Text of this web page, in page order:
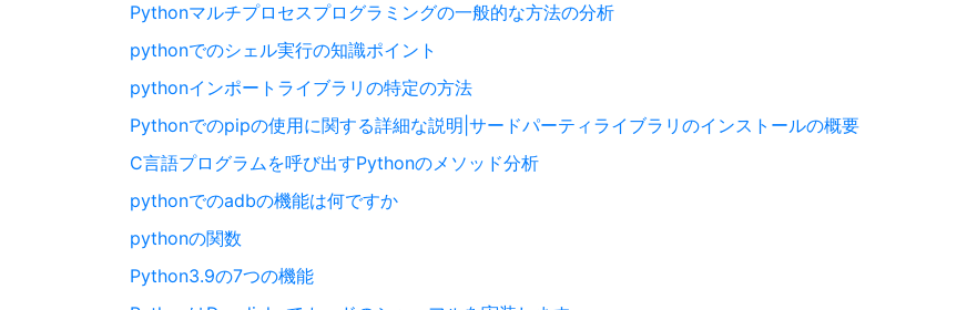
Pythonマルチプロセスプログラミングの一般的な方法の分析
pythonでのシェル実行の知識ポイント
pythonインポートライブラリの特定の方法
Pythonでのpipの使用に関する詳細な説明|サードパーティライブラリのインストールの概要
C言語プログラムを呼び出すPythonのメソッド分析
pythonでのadbの機能は何ですか
pythonの関数
Python3.9の7つの機能